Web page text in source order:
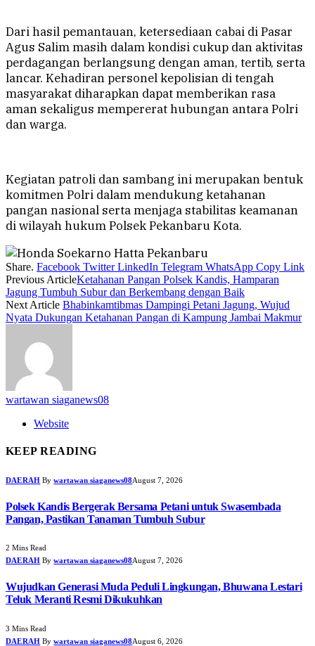
Dari hasil pemantauan, ketersediaan cabai di Pasar
Agus Salim masih dalam kondisi cukup dan aktivitas
perdagangan berlangsung dengan aman, tertib, serta
lancar. Kehadiran personel kepolisian di tengah
masyarakat diharapkan dapat memberikan rasa
aman sekaligus mempererat hubungan antara Polri
dan warga.
Kegiatan patroli dan sambang ini merupakan bentuk
komitmen Polri dalam mendukung ketahanan
pangan nasional serta menjaga stabilitas keamanan
di wilayah hukum Polsek Pekanbaru Kota.
Share. Facebook Twitter LinkedIn Telegram WhatsApp Copy Link
Previous ArticleKetahanan Pangan Polsek Kandis, Hamparan
Jagung Tumbuh Subur dan Berkembang dengan Baik
Next Article Bhabinkamtibmas Dampingi Petani Jagung, Wujud
Nyata Dukungan Ketahanan Pangan di Kampung Jambai Makmur
wartawan siaganews08
Website
KEEP READING
DAERAH By wartawan siaganews08August 7, 2026
Polsek Kandis Bergerak Bersama Petani untuk Swasembada
Pangan, Pastikan Tanaman Tumbuh Subur
2 Mins Read
DAERAH By wartawan siaganews08August 7, 2026
Wujudkan Generasi Muda Peduli Lingkungan, Bhuwana Lestari
Teluk Meranti Resmi Dikukuhkan
3 Mins Read
DAERAH By wartawan siaganews08August 6, 2026